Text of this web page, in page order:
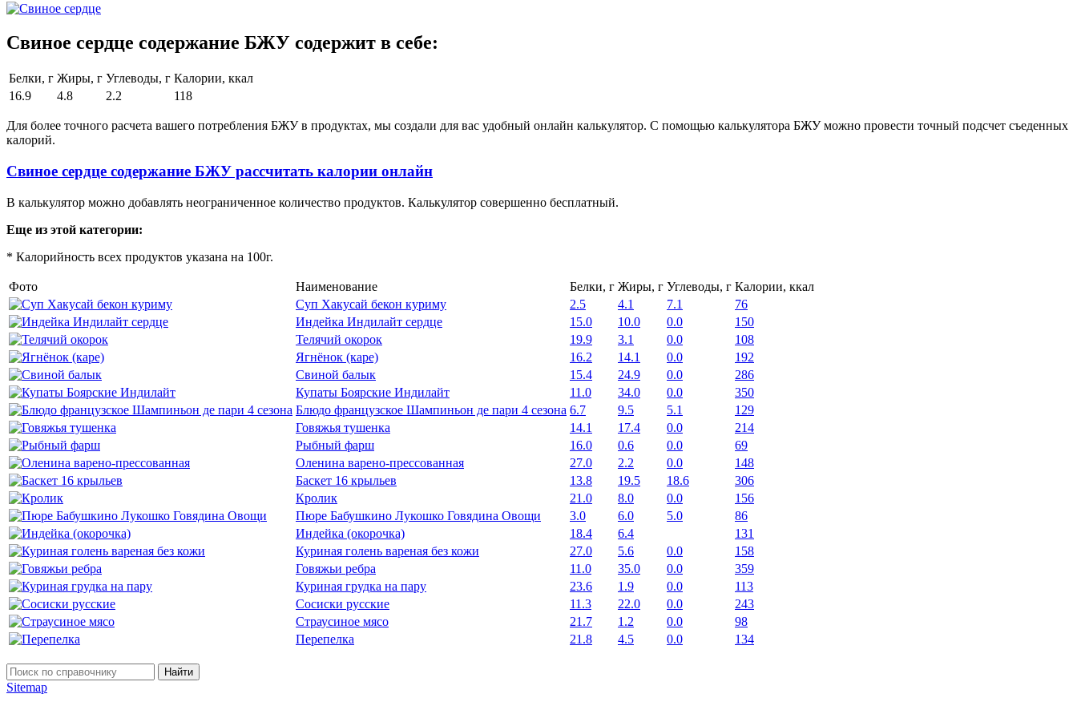
Свиное сердце содержание БЖУ содержит в себе:
Белки, г Жиры, г Углеводы, г Калории, ккал
16.9
4.8 2.2 118
Для более точного расчета вашего потребления БЖУ в продуктах, мы создали для вас удобный онлайн калькулятор. С помощью калькулятора БЖУ можно провести точный подсчет съеденных
калорий.
Свиное сердце содержание БЖУ рассчитать калории онлайн
В калькулятор можно добавлять неограниченное количество продуктов. Калькулятор совершенно бесплатный.
Еще из этой категории:
* Калорийность всех продуктов указана на 100г.
Фото Наименование Белки, г Жиры, г Углеводы, г Калории, ккал
Суп Хакусай бекон куриму
2.5 4.1 7.1
76
Индейка Индилайт сердце
15.0 10.0 0.0
150
Телячий окорок
19.9 3.1 0.0
108
Ягнёнок (каре)
16.2 14.1 0.0
192
Свиной балык
15.4 24.9 0.0
286
Купаты Боярские Индилайт
11.0 34.0 0.0
350
Блюдо французское Шампиньон де пари 4 сезона 6.7 9.5 5.1
129
Говяжья тушенка
14.1 17.4 0.0
214
Рыбный фарш
16.0 0.6 0.0
69
Оленина варено-прессованная
27.0 2.2 0.0
148
Баскет 16 крыльев
13.8 19.5 18.6
306
Кролик
21.0 8.0 0.0
156
Пюре Бабушкино Лукошко Говядина Овощи
3.0 6.0 5.0
86
Индейка (окорочка)
18.4 6.4
131
Куриная голень вареная без кожи
27.0 5.6 0.0
158
Говяжьи ребра
11.0 35.0 0.0
359
Куриная грудка на пару
23.6 1.9 0.0
113
Сосиски русские
11.3 22.0 0.0
243
Страусиное мясо
21.7 1.2 0.0
98
Перепелка
21.8 4.5 0.0 134
Найти
Sitemap